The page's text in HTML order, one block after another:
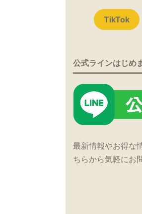
TikTok
公式ラインはじめ
最新情報やお得な
ちらから気軽にお